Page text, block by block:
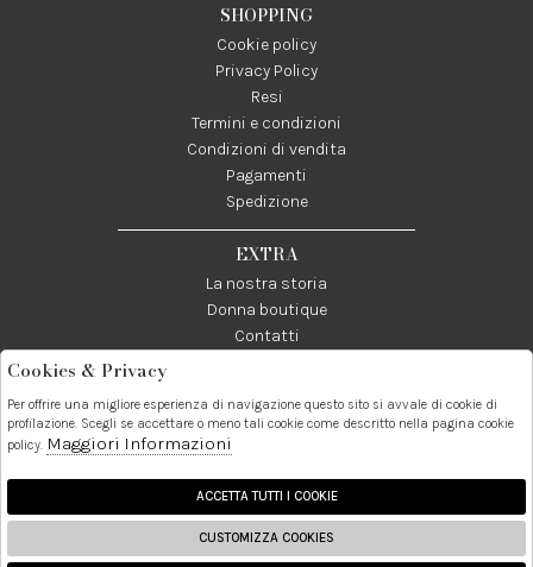
SHOPPING
Cookie policy
Privacy Policy
Resi
Termini e condizioni
Condizioni di vendita
Pagamenti
Spedizione
EXTRA
La nostra storia
Donna boutique
Contatti
Telefono:
089237858
Whatsapp:
3338855601
Contatti:
info@donna1981.it
Cookies & Privacy
Per offrire una migliore esperienza di navigazione questo sito si avvale di cookie di
profilazione. Scegli se accettare o meno tali cookie come descritto nella pagina cookie
policy. Maggiori Informazioni
ACCETTA TUTTI I COOKIE
CUSTOMIZZA COOKIES